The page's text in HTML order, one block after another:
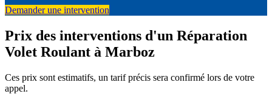
Demander une intervention
Prix des interventions d'un Réparation
Volet Roulant à Marboz
Ces prix sont estimatifs, un tarif précis sera confirmé lors de votre
appel.